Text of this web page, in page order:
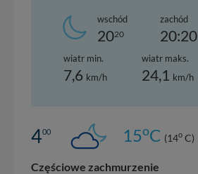
wschód
2020
zachód
20:20
wiatr min.
7,6 km/h
wiatr maks.
24,1 km/h
400 15oC (14o C)
Częściowe zachmurzenie